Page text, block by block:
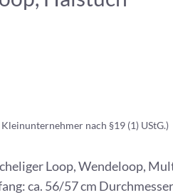
nach §19 (1) UStG.)
Loop, Wendeloop,
ca. 56/57 cm